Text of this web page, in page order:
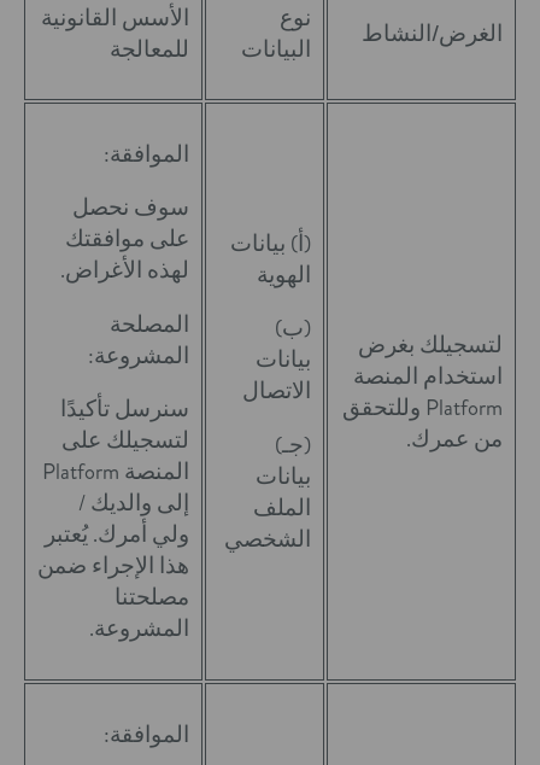
الغرض/النشاط
نوع
البيانات
الأسس القانونية
للمعالجة
لتسجيلك بغرض
استخدام المنصة
Platform وللتحقق
من عمرك.
(أ) بيانات
الهوية
(ب)
بيانات
الاتصال
(جـ)
بيانات
الملف
الشخصي
الموافقة:
سوف نحصل
على موافقتك
لهذه الأغراض.
المصلحة
المشروعة:
سنرسل تأكيدًا
لتسجيلك على
المنصة Platform
إلى والديك /
ولي أمرك. يُعتبر
هذا الإجراء ضمن
مصلحتنا
المشروعة.
الموافقة: